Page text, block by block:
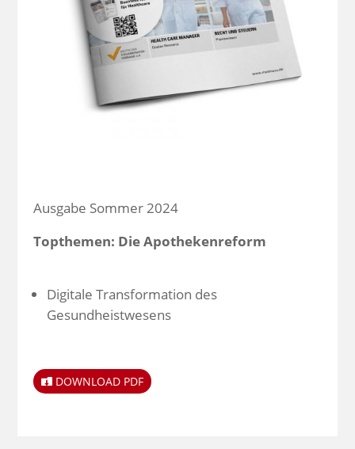
Ausgabe Sommer 2024
Topthemen: Die Apothekenreform
Digitale Transformation des
Gesundheistwesens
DOWNLOAD PDF